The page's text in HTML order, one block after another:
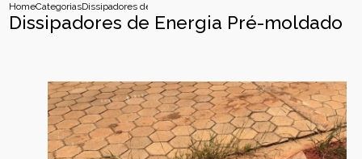
HomeCategoriasDissipadores de Energia Pré-moldado
Dissipadores de Energia Pré-moldado